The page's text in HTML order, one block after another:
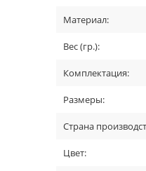
Материал:
Вес (гр.):
Комплектация:
Размеры:
Страна
Цвет: